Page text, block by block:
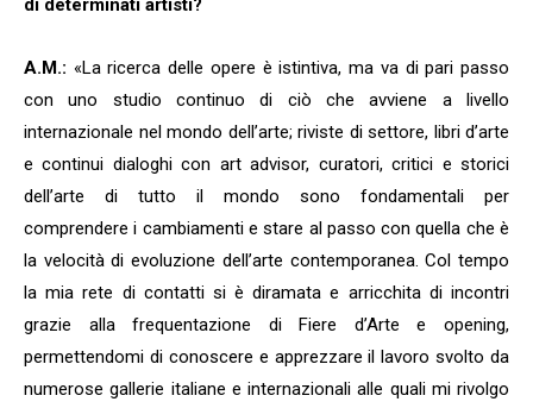
di determinati artisti?
A.M.: «La ricerca delle opere è istintiva, ma va di pari passo
con uno studio continuo di ciò che avviene a livello
internazionale nel mondo dell’arte; riviste di settore, libri d’arte
e continui dialoghi con art advisor, curatori, critici e storici
dell’arte di tutto il mondo sono fondamentali per
comprendere i cambiamenti e stare al passo con quella che è
la velocità di evoluzione dell’arte contemporanea. Col tempo
la mia rete di contatti si è diramata e arricchita di incontri
grazie alla frequentazione di Fiere d’Arte e opening,
permettendomi di conoscere e apprezzare il lavoro svolto da
numerose gallerie italiane e internazionali alle quali mi rivolgo